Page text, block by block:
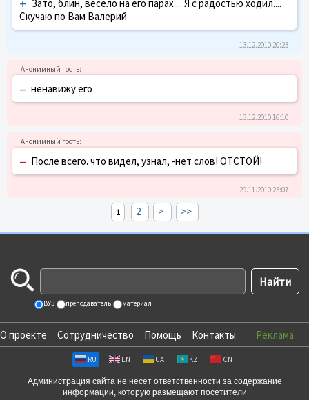
Зато, блин, весело на его парах.... Я с радостью ходил....
Скучаю по Вам Валерий
13.12.2010 20:23
– ненавижу его
13.12.2010 16:10
– После всего. что видел, узнал, -нет слов! ОТСТОЙ!
29.11.2010 23:07
1 2 > >>
ВУЗ преподаватель материал
О проекте Сотрудничество Помощь Контакты Реклама
RU EN UA KZ CN
Администрация сайта не несет ответственности за содержание
информации, которую размещают посетители